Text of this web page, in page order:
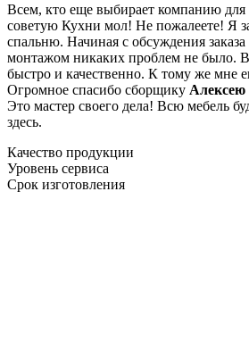
Всем, кто еще выбирает компанию для
советую Кухни мол! Не пожалеете! Я
спальню. Начиная с обсуждения заказа
монтажом никаких проблем не было.
быстро и качественно. К тому же мне
Огромное спасибо сборщику Алексею
Это мастер своего дела! Всю мебель
здесь.
Качество продукции
Уровень сервиса
Срок изготовления